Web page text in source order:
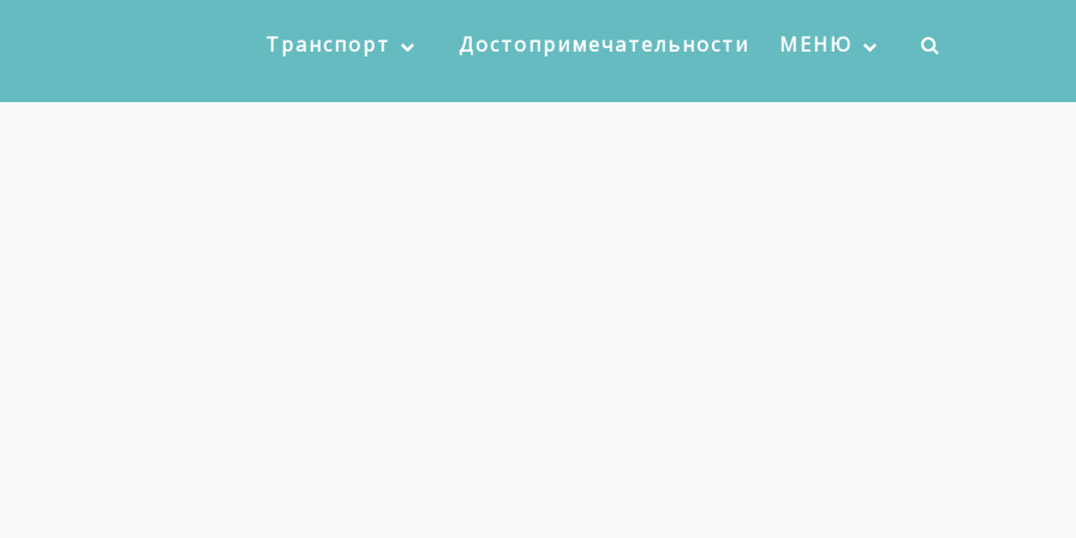
Транспорт Достопримечательности МЕНЮ